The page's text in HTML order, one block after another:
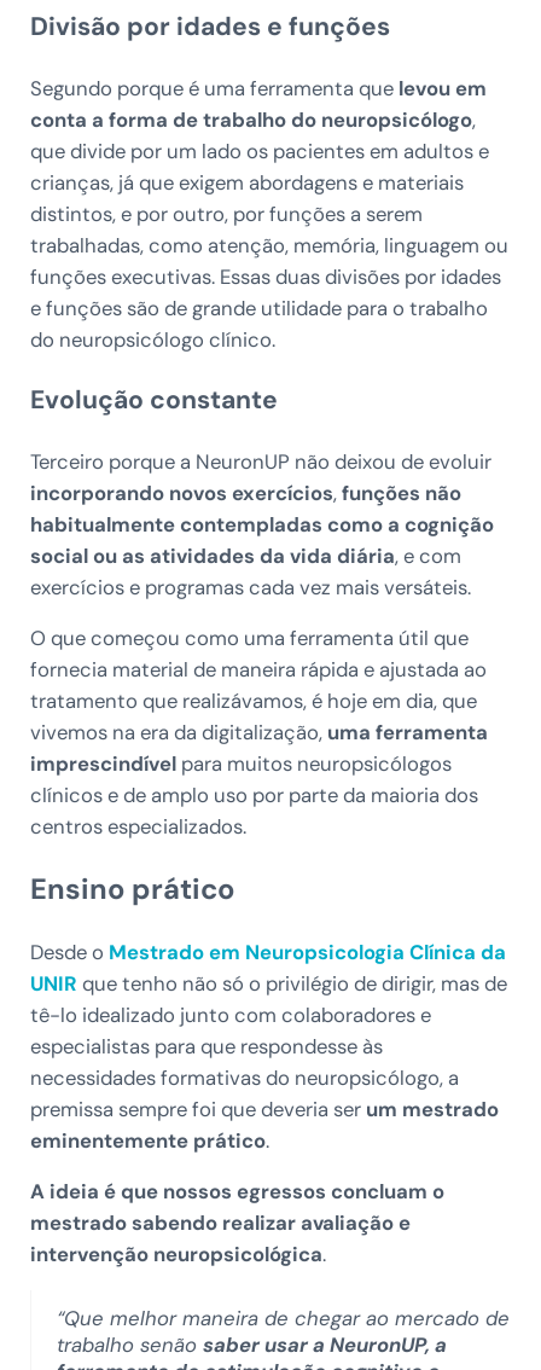
Divisão por idades e funções
Segundo porque é uma ferramenta que levou em
conta a forma de trabalho do neuropsicólogo,
que divide por um lado os pacientes em adultos e
crianças, já que exigem abordagens e materiais
distintos, e por outro, por funções a serem
trabalhadas, como atenção, memória, linguagem ou
funções executivas. Essas duas divisões por idades
e funções são de grande utilidade para o trabalho
do neuropsicólogo clínico.
Evolução constante
Terceiro porque a NeuronUP não deixou de evoluir
incorporando novos exercícios,funções não
habitualmente contempladas como a cognição
social ou as atividades da vida diária, e com
exercícios e programas cada vez mais versáteis.
O que começou como uma ferramenta útil que
fornecia material de maneira rápida e ajustada ao
tratamento que realizávamos, é hoje em dia, que
vivemos na era da digitalização, uma ferramenta
imprescindívelpara muitos neuropsicólogos
clínicos e de amplo uso por parte da maioria dos
centros especializados.
Ensino prático
Desde o Mestrado em Neuropsicologia Clínica da
UNIR que tenho não só o privilégio de dirigir, mas de
tê-lo idealizado junto com colaboradores e
especialistas para que respondesse às
necessidades formativas do neuropsicólogo, a
premissa sempre foi que deveria ser um mestrado
eminentemente prático.
A ideia é que nossos egressos concluam o
mestrado sabendo realizar avaliação e
intervenção neuropsicológica.
“Que melhor maneira de chegar ao mercado de
trabalho senãosaber usar a NeuronUP, a